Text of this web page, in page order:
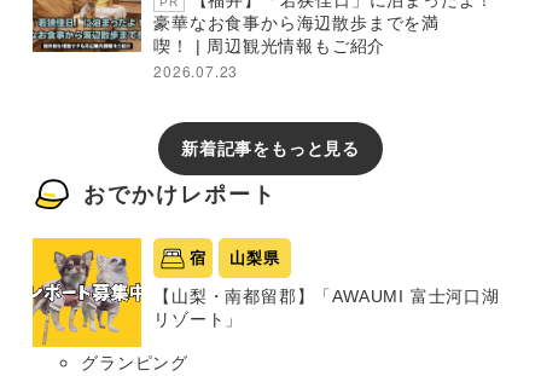
豪華なお食事から海辺散歩までを満
喫！ | 周辺観光情報もご紹介
2026.07.23
新着記事をもっと見る
おでかけレポート
宿 山梨県
【山梨・南都留郡】「AWAUMI 富士河口湖
リゾート」
グランピング